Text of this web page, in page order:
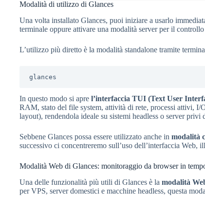
Modalità di utilizzo di Glances
Una volta installato Glances, puoi iniziare a usarlo
terminale oppure attivare una modalità server per il
L’utilizzo più diretto è la modalità standalone tramite
glances
In questo modo si apre l’interfaccia TUI (Text User
RAM, stato del file system, attività di rete, processi attivi, I/
layout), rendendola ideale su sistemi headless o server
Sebbene Glances possa essere utilizzato anche in modalità
successivo ci concentreremo sull’uso dell’interfaccia Web,
Modalità Web di Glances: monitoraggio da browser in
Una delle funzionalità più utili di Glances è la modalità
per VPS, server domestici e macchine headless, questa